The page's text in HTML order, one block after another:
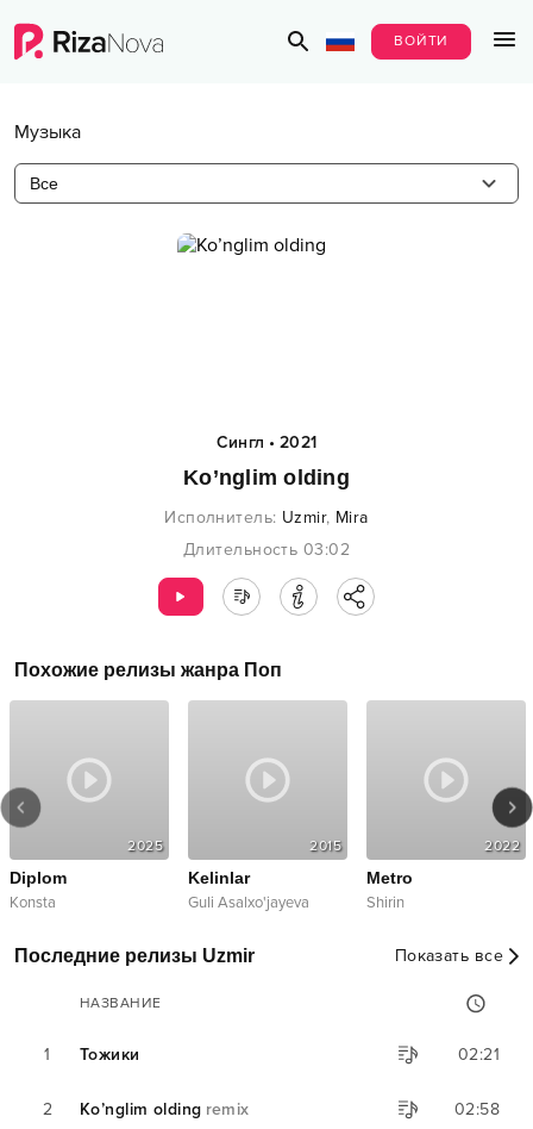
ВОЙТИ
Музыка
Все
Сингл •2021
Ko’nglim olding
Исполнитель: Uzmir, Mira
Длительность 03:02
Похожие релизы жанра Поп
2025
Diplom
Konsta
2015
Kelinlar
Guli Asalxo'jayeva
2022
Metro
Shirin
Последние релизы Uzmir Показать все
НАЗВАНИЕ
1 Тожики 02:21
2 Ko’nglim olding remix 02:58